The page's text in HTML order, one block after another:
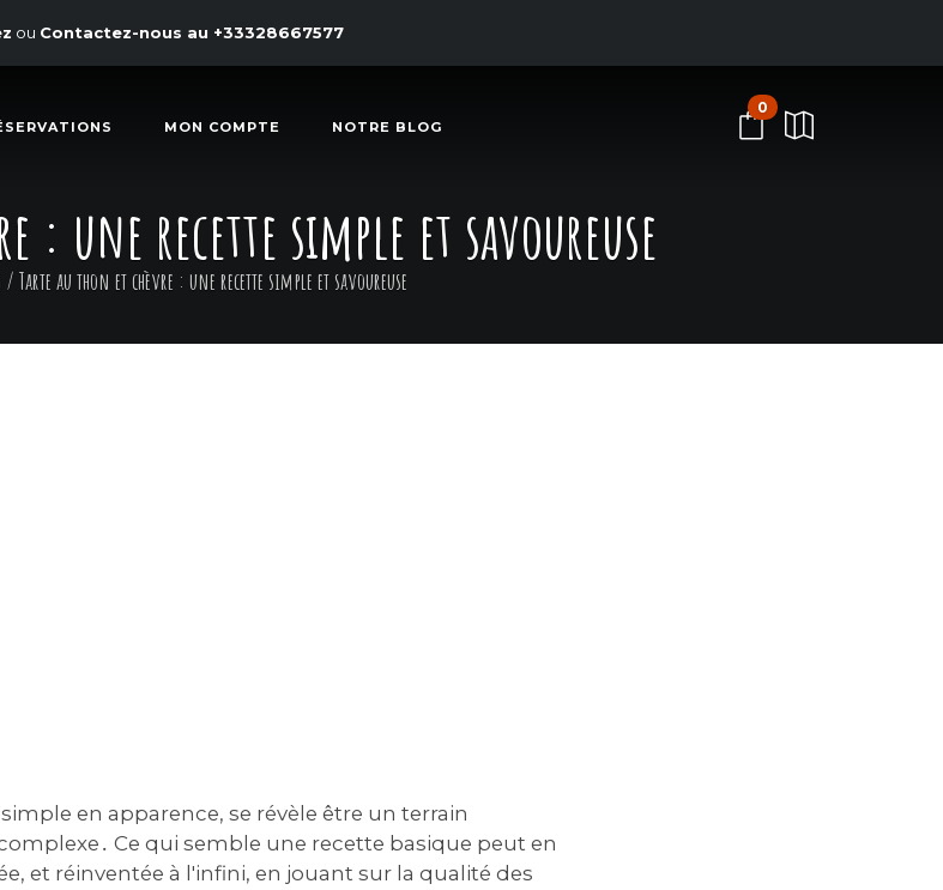
ou Contactez-nous au +33328667577
MON COMPTE NOTRE BLOG
0
: une recette simple et savoureuse
/ Tarte au thon et chèvre : une recette simple et savoureuse
en apparence‚ se révèle être un terrain
Ce qui semble une recette basique peut en
et réinventée à l'infini‚ en jouant sur la qualité des